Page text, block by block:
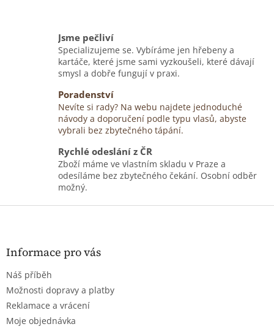
Jsme pečliví
Specializujeme se. Vybíráme jen hřebeny a
kartáče, které jsme sami vyzkoušeli, které dávají
smysl a dobře fungují v praxi.
Poradenství
Nevíte si rady? Na webu najdete jednoduché
návody a doporučení podle typu vlasů, abyste
vybrali bez zbytečného tápání.
Rychlé odeslání z ČR
Zboží máme ve vlastním skladu v Praze a
odesíláme bez zbytečného čekání. Osobní odběr
možný.
Z
Informace pro vás
Náš příběh
Možnosti dopravy a platby
Reklamace a vrácení
Moje objednávka